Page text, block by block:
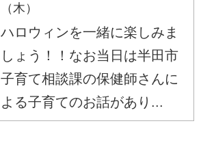
（木）
ハロウィンを一緒に楽しみま
しょう！！なお当日は半田市
子育て相談課の保健師さんに
よる子育てのお話があり...